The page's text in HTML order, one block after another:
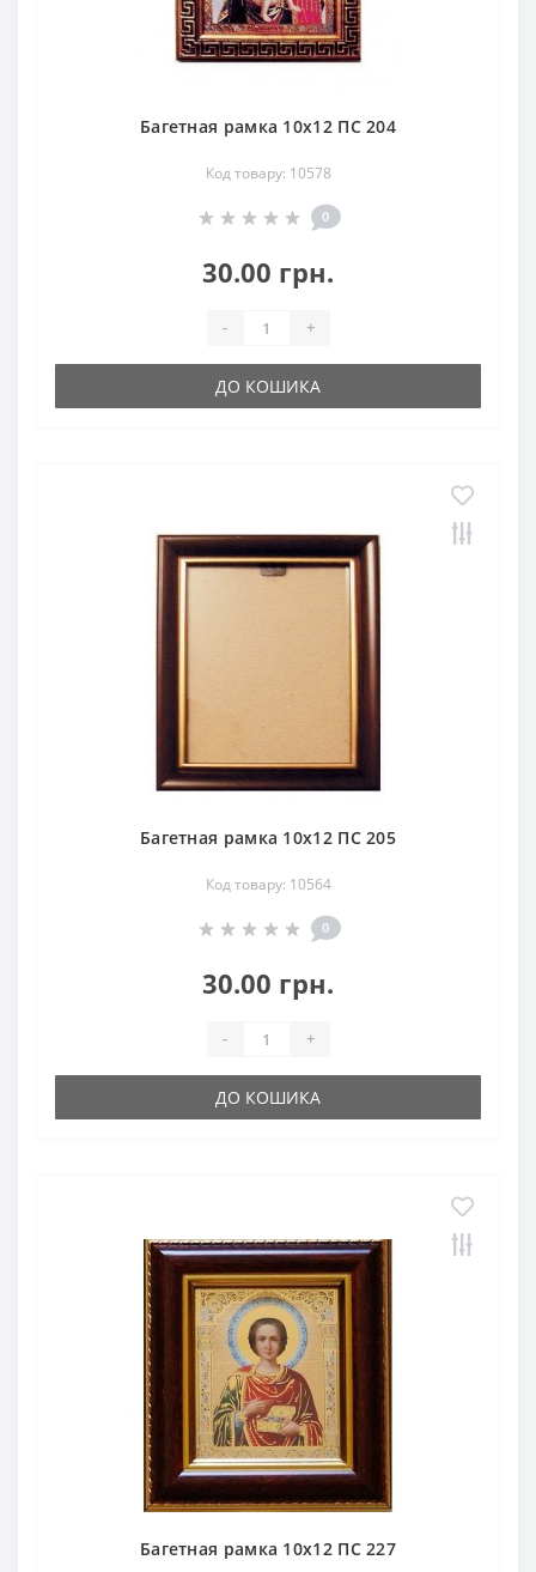
Багетная рамка 10х12 ПС 204
Код товару: 10578
0
30.00 грн.
- +
ДО КОШИКА
Багетная рамка 10х12 ПС 205
Код товару: 10564
0
30.00 грн.
- +
ДО КОШИКА
Багетная рамка 10х12 ПС 227